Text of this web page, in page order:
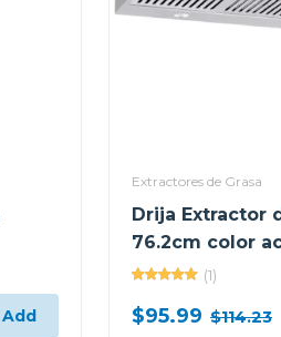
Add
Extractores de Grasa
Drija Extractor
76.2cm color
(1)
$95.99 $114.23